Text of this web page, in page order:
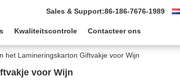
Sales & Support:86-186-7676-1989
Kwaliteitscontrole Contacteer ons
het Lamineringskarton Giftvakje voor Wijn
voor Wijn